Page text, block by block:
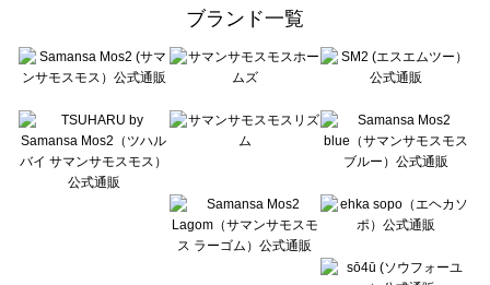
sō4ū（ソウフォーユー）のアウター一覧
Te chichi（テチチ）のアウター一覧
Te chichi CLASSIC（テチチ クラシック）のアウター一覧
Lugnoncure（ルノンキュール）のアウター一覧
BETTY'S BLUE（べティーズブルー）のアウター一覧
Wpc.（ワールドパーティー）のアウター一覧
ブランド一覧